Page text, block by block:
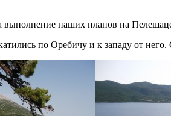
выполнение наших планов на
по Оребичу и к западу от